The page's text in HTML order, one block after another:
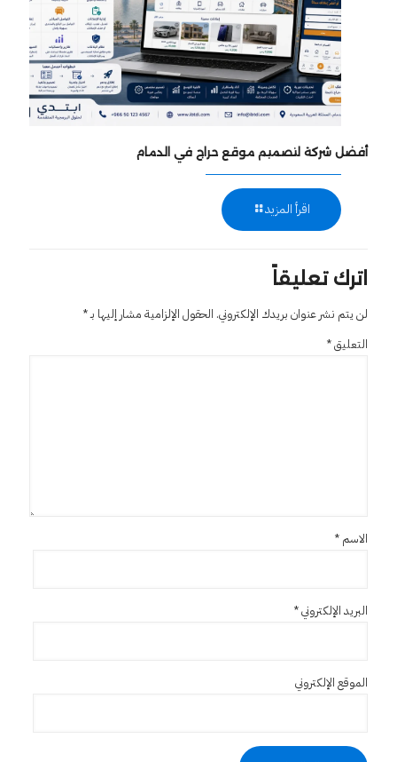
أفضل شركة لتصميم موقع حراج في الدمام
اقرأ المزيد
اترك تعليقاً
لن يتم نشر عنوان بريدك الإلكتروني. الحقول الإلزامية مشار إليها بـ*
التعليق*
الاسم *
البريد الإلكتروني*
الموقع الإلكتروني